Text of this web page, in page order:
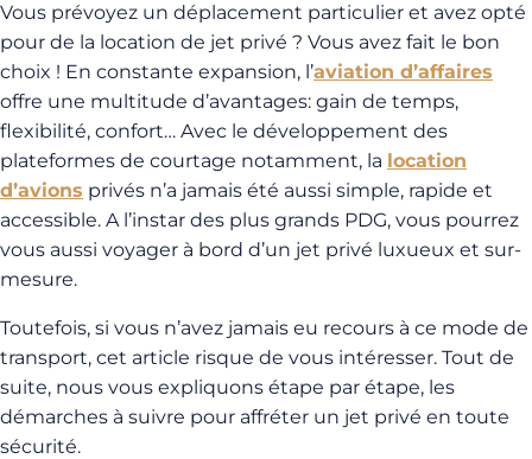
Vous prévoyez un déplacement particulier et avez opté
pour de la location de jet privé ? Vous avez fait le bon
choix ! En constante expansion, l’aviation d’affaires
offre une multitude d’avantages: gain de temps,
flexibilité, confort… Avec le développement des
plateformes de courtage notamment, la location
d’avions privés n’a jamais été aussi simple, rapide et
accessible. A l’instar des plus grands PDG, vous pourrez
vous aussi voyager à bord d’un jet privé luxueux et sur-
mesure.
Toutefois, si vous n’avez jamais eu recours à ce mode de
transport, cet article risque de vous intéresser. Tout de
suite, nous vous expliquons étape par étape, les
démarches à suivre pour affréter un jet privé en toute
sécurité.